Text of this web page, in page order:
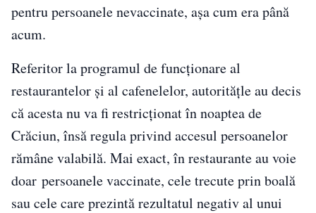
pentru persoanele nevaccinate, așa cum era până
acum.
Referitor la programul de funcționare al
restaurantelor și al cafenelelor, autoritățle au decis
că acesta nu va fi restricționat în noaptea de
Crăciun, însă regula privind accesul persoanelor
rămâne valabilă. Mai exact, în restaurante au voie
doar persoanele vaccinate, cele trecute prin boală
sau cele care prezintă rezultatul negativ al unui